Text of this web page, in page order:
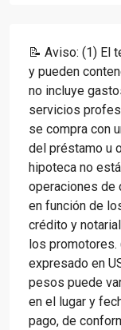
📝 Aviso: (1) El
y pueden
no incluye
servicios
se compra con
del préstamo u
hipoteca no
operaciones de
en función de
crédito y
los promotores.
expresado en
pesos puede
en el lugar y
pago, de